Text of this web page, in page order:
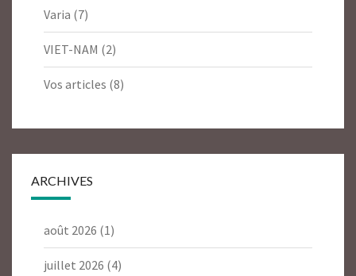
Varia (7)
VIET-NAM (2)
Vos articles (8)
ARCHIVES
août 2026 (1)
juillet 2026 (4)